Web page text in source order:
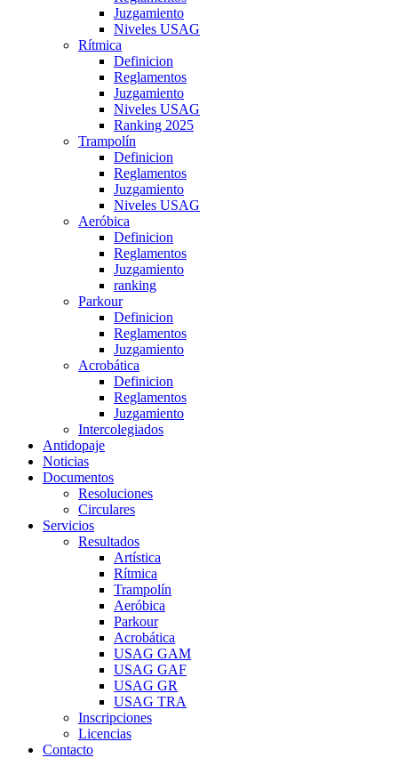
Juzgamiento
Niveles USAG
Rítmica
Definicion
Reglamentos
Juzgamiento
Niveles USAG
Ranking 2025
Trampolín
Definicion
Reglamentos
Juzgamiento
Niveles USAG
Aeróbica
Definicion
Reglamentos
Juzgamiento
ranking
Parkour
Definicion
Reglamentos
Juzgamiento
Acrobática
Definicion
Reglamentos
Juzgamiento
Intercolegiados
Antidopaje
Noticias
Documentos
Resoluciones
Circulares
Servicios
Resultados
Artística
Rítmica
Trampolín
Aeróbica
Parkour
Acrobática
USAG GAM
USAG GAF
USAG GR
USAG TRA
Inscripciones
Licencias
Contacto